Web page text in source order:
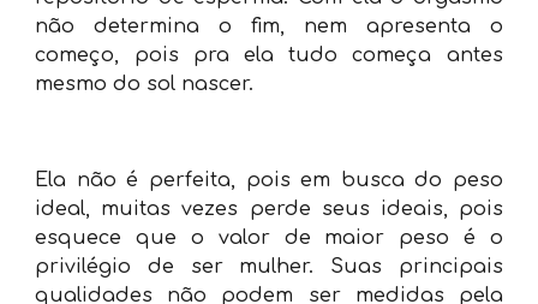
não determina o fim, nem apresenta o
começo, pois pra ela tudo começa antes
mesmo do sol nascer.
Ela não é perfeita, pois em busca do peso
ideal, muitas vezes perde seus ideais, pois
esquece que o valor de maior peso é o
privilégio de ser mulher. Suas principais
qualidades não podem ser medidas pela